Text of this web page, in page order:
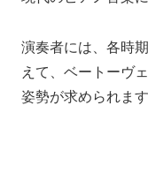
演奏者には、各時
えて、ベートーヴ
姿勢が求められます